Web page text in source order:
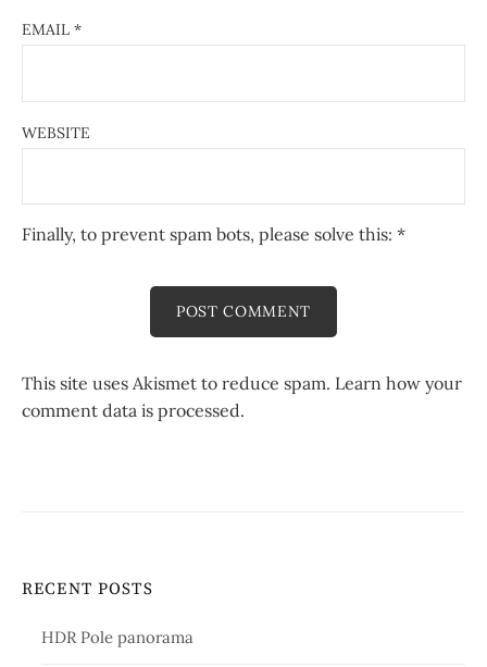
EMAIL *
WEBSITE
Finally, to prevent spam bots, please solve this: *
This site uses Akismet to reduce spam. Learn how your
comment data is processed.
RECENT POSTS
HDR Pole panorama